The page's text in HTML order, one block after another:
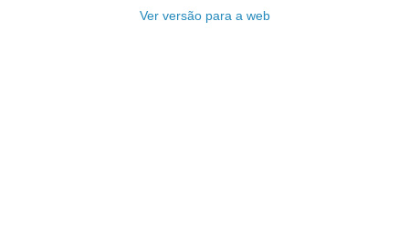
Ver versão para a web